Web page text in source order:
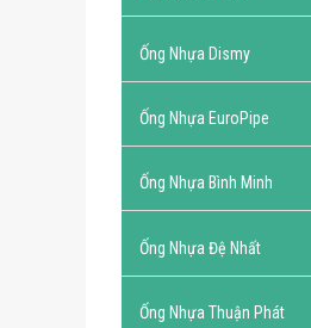
Ống Nhựa Dismy
Ống Nhựa EuroPipe
Ống Nhựa Bình Minh
Ống Nhựa Đệ Nhất
Ống Nhựa Thuận Phát